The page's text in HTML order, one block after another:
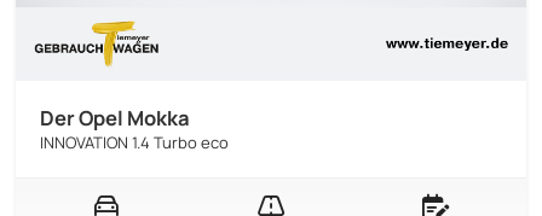
Der Opel Mokka
INNOVATION 1.4 Turbo eco